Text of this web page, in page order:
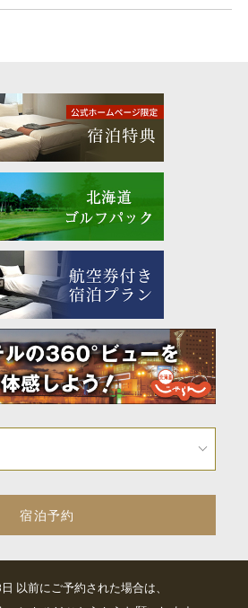
宿泊予約
以前にご予約された場合は、